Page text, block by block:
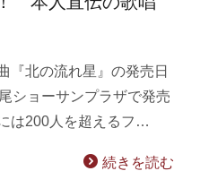
『北の流れ星』の発売日
ショーサンプラザで発売
は200人を超えるフ…
続きを読む